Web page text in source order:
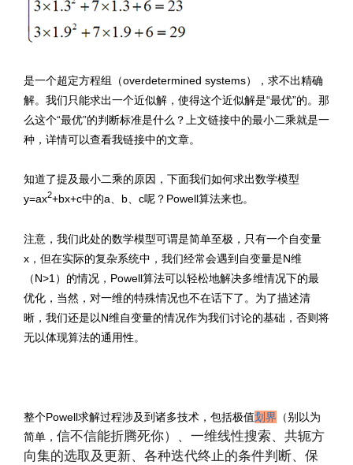
是一个超定方程组（overdetermined systems），求不出精确
解。我们只能求出一个近似解，使得这个近似解是“最优”的。那
么这个“最优”的判断标准是什么？上文链接中的最小二乘就是一
种，详情可以查看我链接中的文章。
知道了提及最小二乘的原因，下面我们如何求出数学模型
y=ax2+bx+c中的a、b、c呢？Powell算法来也。
注意，我们此处的数学模型可谓是简单至极，只有一个自变量
x，但在实际的复杂系统中，我们经常会遇到自变量是N维
（N>1）的情况，Powell算法可以轻松地解决多维情况下的最
优化，当然，对一维的特殊情况也不在话下了。为了描述清
晰，我们还是以N维自变量的情况作为我们讨论的基础，否则将
无以体现算法的通用性。
整个Powell求解过程涉及到诸多技术，包括极值划界 （别以为
简单， 信不信能折腾死你）、一维线性搜索、共轭方
向集的选取及更新、各种迭代终止的条件判断、保